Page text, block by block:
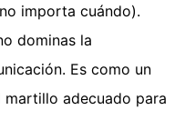
importa cuándo).
dominas la
Es como un
adecuado para